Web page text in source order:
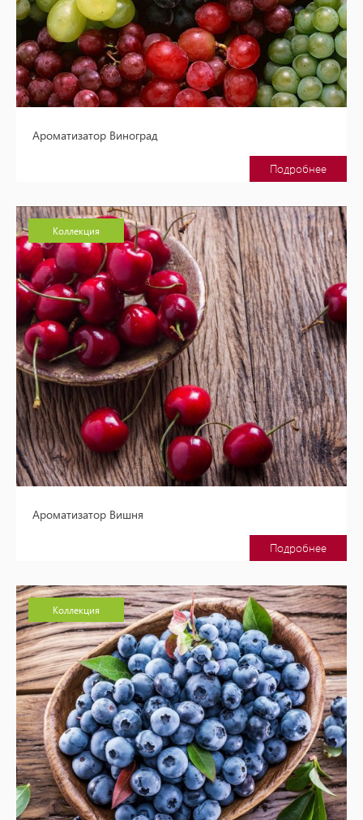
Ароматизатор Виноград
Подробнее
Коллекция
Ароматизатор Вишня
Подробнее
Коллекция